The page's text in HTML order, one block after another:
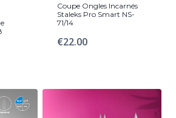
Coupe Ongles Incarnés
Staleks Pro Smart NS-
71/14
€22.00